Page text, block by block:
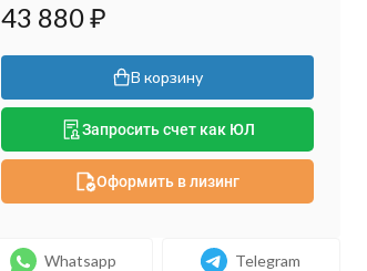
43 880₽
В корзину
Запросить счет как ЮЛ
Оформить в лизинг
Whatsapp Telegram